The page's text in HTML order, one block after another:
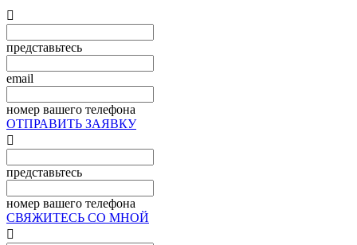

представьтесь
email
номер вашего телефона
ОТПРАВИТЬ ЗАЯВКУ

представьтесь
номер вашего телефона
СВЯЖИТЕСЬ СО МНОЙ
